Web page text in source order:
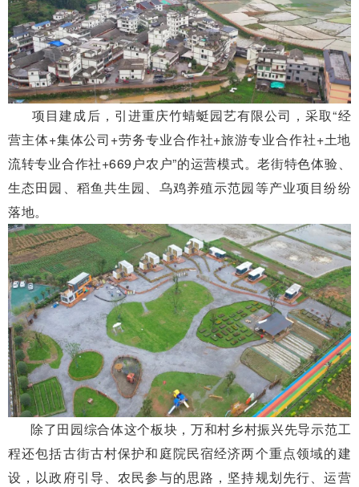
项目建成后，引进重庆竹蜻蜓园艺有限公司，采取“经
营主体+集体公司+劳务专业合作社+旅游专业合作社+土地
流转专业合作社+669户农户”的运营模式。老街特色体验、
生态田园、稻鱼共生园、乌鸡养殖示范园等产业项目纷纷
落地。
除了田园综合体这个板块，万和村乡村振兴先导示范工
程还包括古街古村保护和庭院民宿经济两个重点领域的建
设，以政府引导、农民参与的思路，坚持规划先行、运营